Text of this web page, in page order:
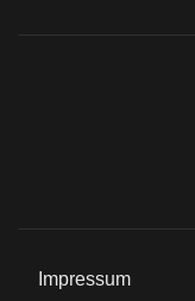
Impressum